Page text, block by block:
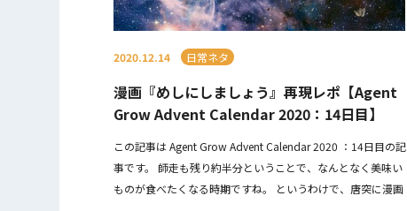
2020.12.14 日常ネタ
漫画『めしにしましょう』再現レポ【Agent
Grow Advent Calendar 2020：14日目】
この記事は Agent Grow Advent Calendar 2020 ：14日目の記
事です。 師走も残り約半分ということで、なんとなく美味い
ものが食べたくなる時期ですね。 というわけで、唐突に漫画